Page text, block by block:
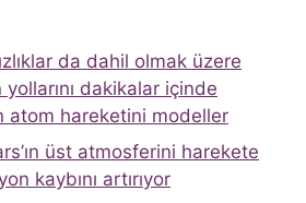
da dahil olmak üzere
dakikalar içinde
atom hareketini modeller
üst atmosferini harekete
kaybını artırıyor